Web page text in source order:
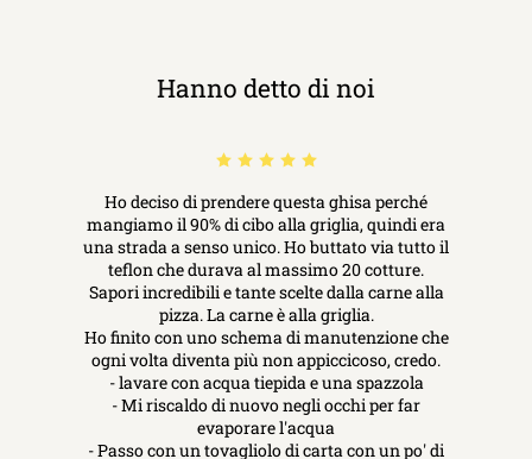
Hanno detto di noi
Ho deciso di prendere questa ghisa perché
mangiamo il 90% di cibo alla griglia, quindi era
una strada a senso unico. Ho buttato via tutto il
teflon che durava al massimo 20 cotture.
Sapori incredibili e tante scelte dalla carne alla
pizza. La carne è alla griglia.
Ho finito con uno schema di manutenzione che
ogni volta diventa più non appiccicoso, credo.
- lavare con acqua tiepida e una spazzola
- Mi riscaldo di nuovo negli occhi per far
evaporare l'acqua
- Passo con un tovagliolo di carta con un po' di